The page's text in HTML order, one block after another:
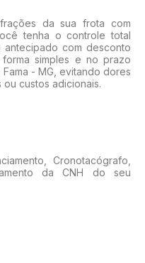
da sua frota com
tenha o controle total
antecipado com desconto
simples e no prazo
- MG, evitando dores
custos adicionais.
Cronotacógrafo,
da CNH do seu